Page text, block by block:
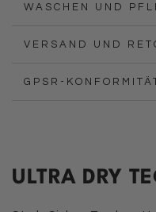
WASCHEN UND
VERSAND UND
GPSR-
ULTRA DRY